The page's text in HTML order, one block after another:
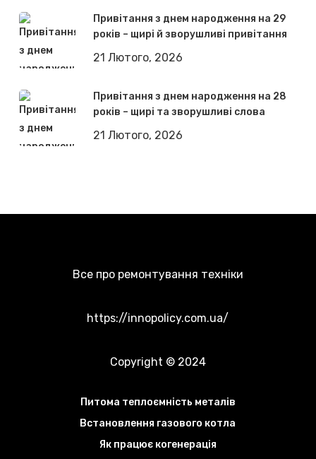
Привітання з днем народження на 29
років – щирі й зворушливі привітання
21 Лютого, 2026
Привітання з днем народження на 28
років – щирі та зворушливі слова
21 Лютого, 2026
Все про ремонтування техніки
https://innopolicy.com.ua/
Copyright © 2024
Питома теплоємність металів
Встановлення газового котла
Як працює когенерація